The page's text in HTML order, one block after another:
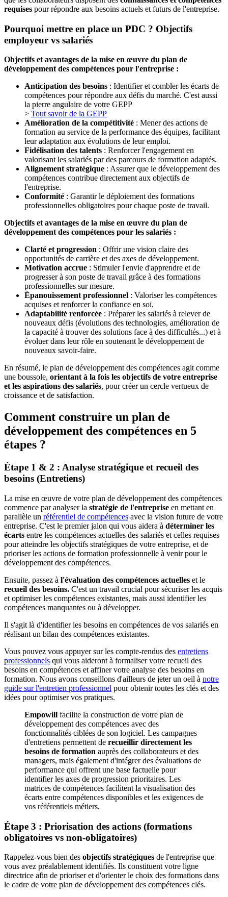
requises pour répondre aux besoins actuels et futurs de l'entreprise.
Pourquoi mettre en place un PDC ? Objectifs
employeur vs salariés
Objectifs et avantages de la mise en œuvre du plan de
développement des compétences pour l'entreprise :
Anticipation des besoins : Identifier et combler les écarts de
compétences pour répondre aux défis du marché. C'est aussi
la pierre angulaire de votre GEPP
> Tout savoir de la GEPP
Amélioration de la compétitivité : Mener des actions de
formation au service de la performance des équipes, facilitant
leur adaptation aux évolutions de leur emploi.
Fidélisation des talents : Renforcer l'engagement en
valorisant les salariés par des parcours de formation adaptés.
Alignement stratégique : Assurer que le développement des
compétences contribue directement aux objectifs de
l'entreprise.
Conformité : Garantir le déploiement des formations
professionnelles obligatoires pour chaque poste de travail.
Objectifs et avantages de la mise en œuvre du plan de
développement des compétences pour les salariés :
Clarté et progression : Offrir une vision claire des
opportunités de carrière et des axes de développement.
Motivation accrue : Stimuler l'envie d'apprendre et de
progresser à son poste de travail grâce à des formations
professionnelles sur mesure.
Épanouissement professionnel : Valoriser les compétences
acquises et renforcer la confiance en soi.
Adaptabilité renforcée : Préparer les salariés à relever de
nouveaux défis (évolutions des technologies, amélioration de
la capacité à trouver des solutions face à des difficultés...) et à
évoluer dans leur rôle en soutenant le développement de
nouveaux savoir-faire.
En résumé, le plan de développement des compétences agit comme
une boussole, orientant à la fois les objectifs de votre entreprise
et les aspirations des salariés, pour créer un cercle vertueux de
croissance et de satisfaction.
Comment construire un plan de
développement des compétences en 5
étapes ?
Étape 1 & 2 : Analyse stratégique et recueil des
besoins (Entretiens)
La mise en œuvre de votre plan de développement des compétences
commence par analyser la stratégie de l'entreprise en mettant en
parallèle un référentiel de compétences avec la vision future de votre
entreprise. C'est le premier jalon qui vous aidera à déterminer les
écarts entre les compétences actuelles des salariés et celles requises
pour atteindre les objectifs stratégiques de votre entreprise, et de
prioriser les actions de formation professionnelle à venir pour le
développement des compétences.
Ensuite, passez à l'évaluation des compétences actuelles et le
recueil des besoins. C'est un travail crucial pour sécuriser les acquis
et optimiser les compétences existantes, mais aussi identifier les
compétences manquantes ou à développer.
Il s'agit là d'identifier les besoins en compétences de vos salariés en
réalisant un bilan des compétences existantes.
Vous pouvez vous appuyer sur les compte-rendus des entretiens
professionnels qui vous aideront à formaliser votre recueil des
besoins en compétences et affiner votre analyse des besoins en
formation. Nous avons conseillons d'ailleurs de jeter un oeil à notre
guide sur l'entretien professionnel pour obtenir toutes les clés et des
idées pour optimiser vos pratiques.
Empowill facilite la construction de votre plan de
développement des compétences avec des
fonctionnalités ciblées de son logiciel. Les campagnes
d'entretiens permettent de recueillir directement les
besoins de formation auprès des collaborateurs et des
managers, mais également d'intégrer des évaluations de
performance qui offrent une base factuelle pour
identifier les axes de progression prioritaires. Les
matrices de compétences facilitent la visualisation des
écarts entre compétences disponibles et les exigences de
vos référentiels métiers.
Étape 3 : Priorisation des actions (formations
obligatoires vs non-obligatoires)
Rappelez-vous bien des objectifs stratégiques de l'entreprise que
vous avez préalablement identifiés. Ils constituent votre ligne
directrice afin de prioriser et d'orienter le choix des formations dans
le cadre de votre plan de développement des compétences clés.